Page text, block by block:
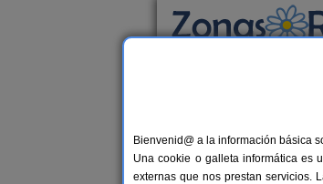
Casas
Bienvenid@ a la información básica
Una cookie o galleta informática es
externas que nos prestan servicios.